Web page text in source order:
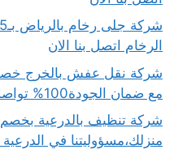
الرخام اتصل بنا الان
مع ضمان الجودة100% تواصل معنا الآن
منزلك،مسؤوليتنا في الدرعية